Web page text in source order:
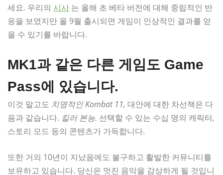
세요. 우리의 시사 는 올해 초 베타 버전에 대해 중립적인 반
응을 보였지만 올 9월 출시되면 게임이 인상적인 결과를 얻
을 수 있기를 바랍니다.
MK1과 같은 다른 게임도 Game
Pass에 있습니다.
이것 말고도 치명적인 Kombat 11, 대안에 대한 차선책은 다
음과 같습니다. 킬러 본능. 선택할 수 있는 수십 명의 캐릭터,
스토리 모드 등의 콘텐츠가 가득합니다.
또한 거의 10년이 지났음에도 불구하고 활발한 커뮤니티를
보유하고 있습니다. 당신은 멋진 음악을 감상하게 될 것입니